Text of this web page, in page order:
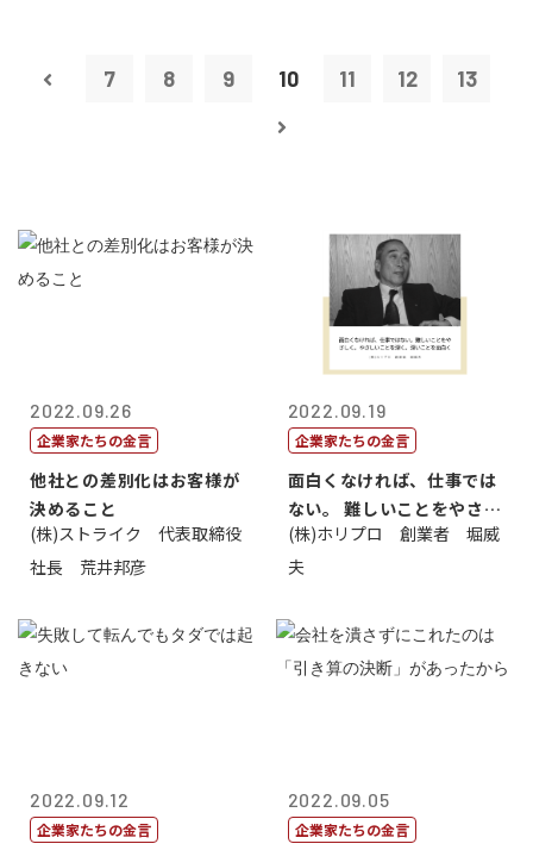
7 8 9 10 11 12 13
2022.09.26
企業家たちの金言
他社との差別化はお客様が
決めること
(株)ストライク 代表取締役
社長 荒井邦彦
2022.09.19
企業家たちの金言
面白くなければ、仕事では
ない。 難しいことをやさし
く。やさし...
(株)ホリプロ 創業者 堀威
夫
2022.09.12
企業家たちの金言
2022.09.05
企業家たちの金言